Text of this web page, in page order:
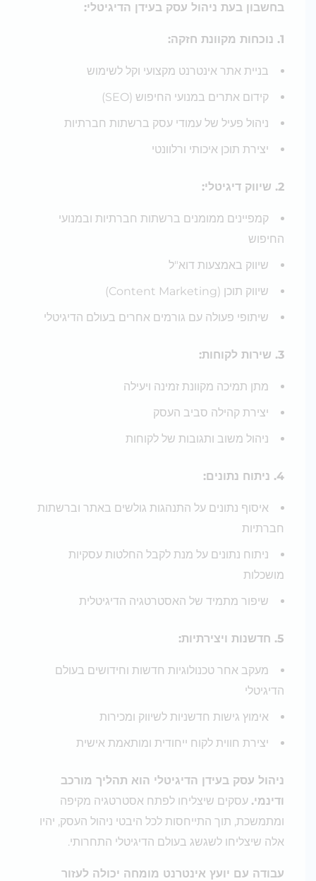
בחשבון בעת ניהול עסק בעידן הדיגיטלי:
בניית אתר אינטרנט מקצועי וקל לשימוש
קידום אתרים במנועי החיפוש (SEO)
ניהול פעיל של עמודי עסק ברשתות חברתיות
יצירת תוכן איכותי ורלוונטי
קמפיינים ממומנים ברשתות חברתיות ובמנועי
החיפוש
שיווק באמצעות דוא"ל
שיווק תוכן (Content Marketing)
שיתופי פעולה עם גורמים אחרים בעולם הדיגיטלי
מתן תמיכה מקוונת זמינה ויעילה
יצירת קהילה סביב העסק
ניהול משוב ותגובות של לקוחות
איסוף נתונים על התנהגות גולשים באתר וברשתות
חברתיות
ניתוח נתונים על מנת לקבל החלטות עסקיות
מושכלות
שיפור מתמיד של האסטרטגיה הדיגיטלית
מעקב אחר טכנולוגיות חדשות וחידושים בעולם
הדיגיטלי
אימוץ גישות חדשניות לשיווק ומכירות
יצירת חווית לקוח ייחודית ומותאמת אישית
ניהול עסק בעידן הדיגיטלי הוא תהליך מורכב
ודינמי.עסקים שיצליחו לפתח אסטרטגיה מקיפה
ומתמשכת, תוך התייחסות לכל היבטי ניהול העסק, יהיו
אלה שיצליחו לשגשג בעולם הדיגיטלי התחרותי.
עבודה עם יועץ אינטרנט מומחה יכולה לעזור